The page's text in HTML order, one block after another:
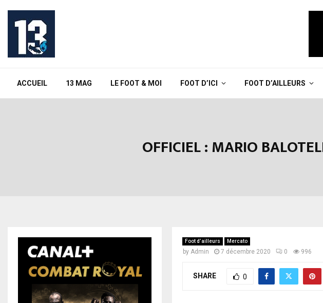
ACCUEIL 13 MAG LE FOOT & MOI FOOT D’ICI FOOT D’AILLEURS
OFFICIEL : MARIO
Foot d’ailleurs Mercato
by Admin 7 décembre 2020 0 996
SHARE 0